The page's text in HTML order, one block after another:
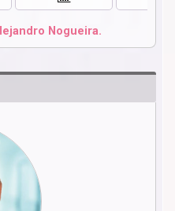
Nogueira.